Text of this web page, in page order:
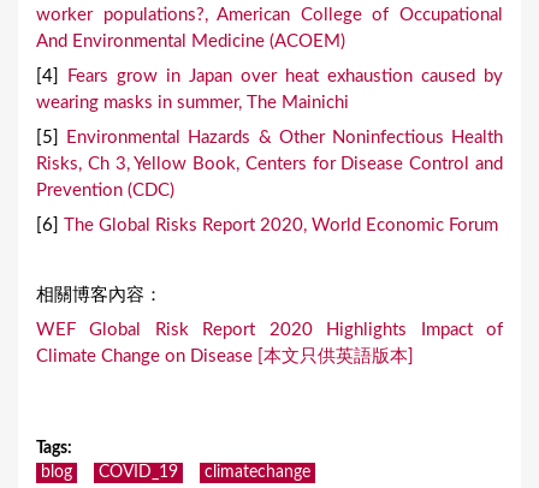
worker populations?, American College of Occupational
And Environmental Medicine (ACOEM)
[4]
Fears grow in Japan over heat exhaustion caused by
wearing masks in summer, The Mainichi
[5]
Environmental Hazards & Other Noninfectious Health
Risks, Ch 3, Yellow Book, Centers for Disease Control and
Prevention (CDC)
[6]
The Global Risks Report 2020, World Economic Forum
相關博客內容：
WEF Global Risk Report 2020 Highlights Impact of
Climate Change on Disease [本文只供英語版本]
Tags:
blog
COVID_19 climatechange